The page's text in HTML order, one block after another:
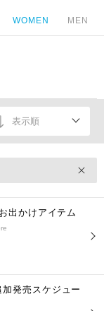
WOMEN MEN
表示順
出かけアイテム
発売スケジュー